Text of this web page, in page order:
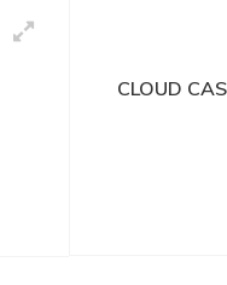
CLOUD